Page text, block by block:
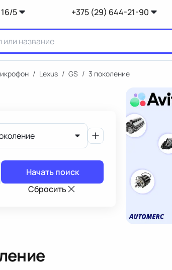
5 +375 (29) 644-21-90
/ Lexus / GS / 3 поколение
Начать поиск
Сбросить